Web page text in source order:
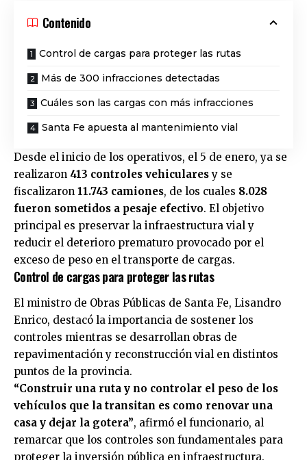
Contenido
Control de cargas para proteger las rutas
Más de 300 infracciones detectadas
Cuáles son las cargas con más infracciones
Santa Fe apuesta al mantenimiento vial
Desde el inicio de los operativos, el 5 de enero, ya se
realizaron 413 controles vehicularesy se
fiscalizaron 11.743 camiones, de los cuales 8.028
fueron sometidos a pesaje efectivo. El objetivo
principal es preservar la infraestructura vial y
reducir el deterioro prematuro provocado por el
exceso de peso en el transporte de cargas.
Control de cargas para proteger las rutas
El ministro de Obras Públicas de Santa Fe, Lisandro
Enrico, destacó la importancia de sostener los
controles mientras se desarrollan obras de
repavimentación y reconstrucción vial en distintos
puntos de la provincia.
“Construir una ruta y no controlar el peso de los
vehículos que la transitan es como renovar una
casa y dejar la gotera”, afirmó el funcionario, al
remarcar que los controles son fundamentales para
proteger la inversión pública en infraestructura.